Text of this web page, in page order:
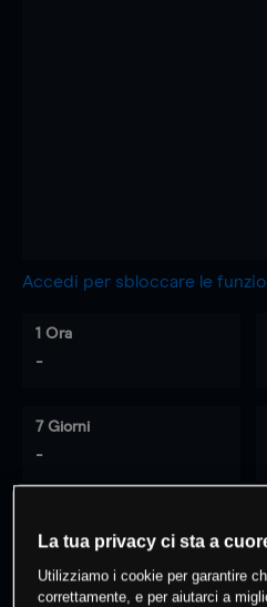
Accedi per sbloccare le
1 Ora
-
7 Giorni
-
0 % dei clienti hanno
questo prodotto
La tua privacy ci sta a
Utilizziamo i cookie per garantire
correttamente, e per aiutarci a